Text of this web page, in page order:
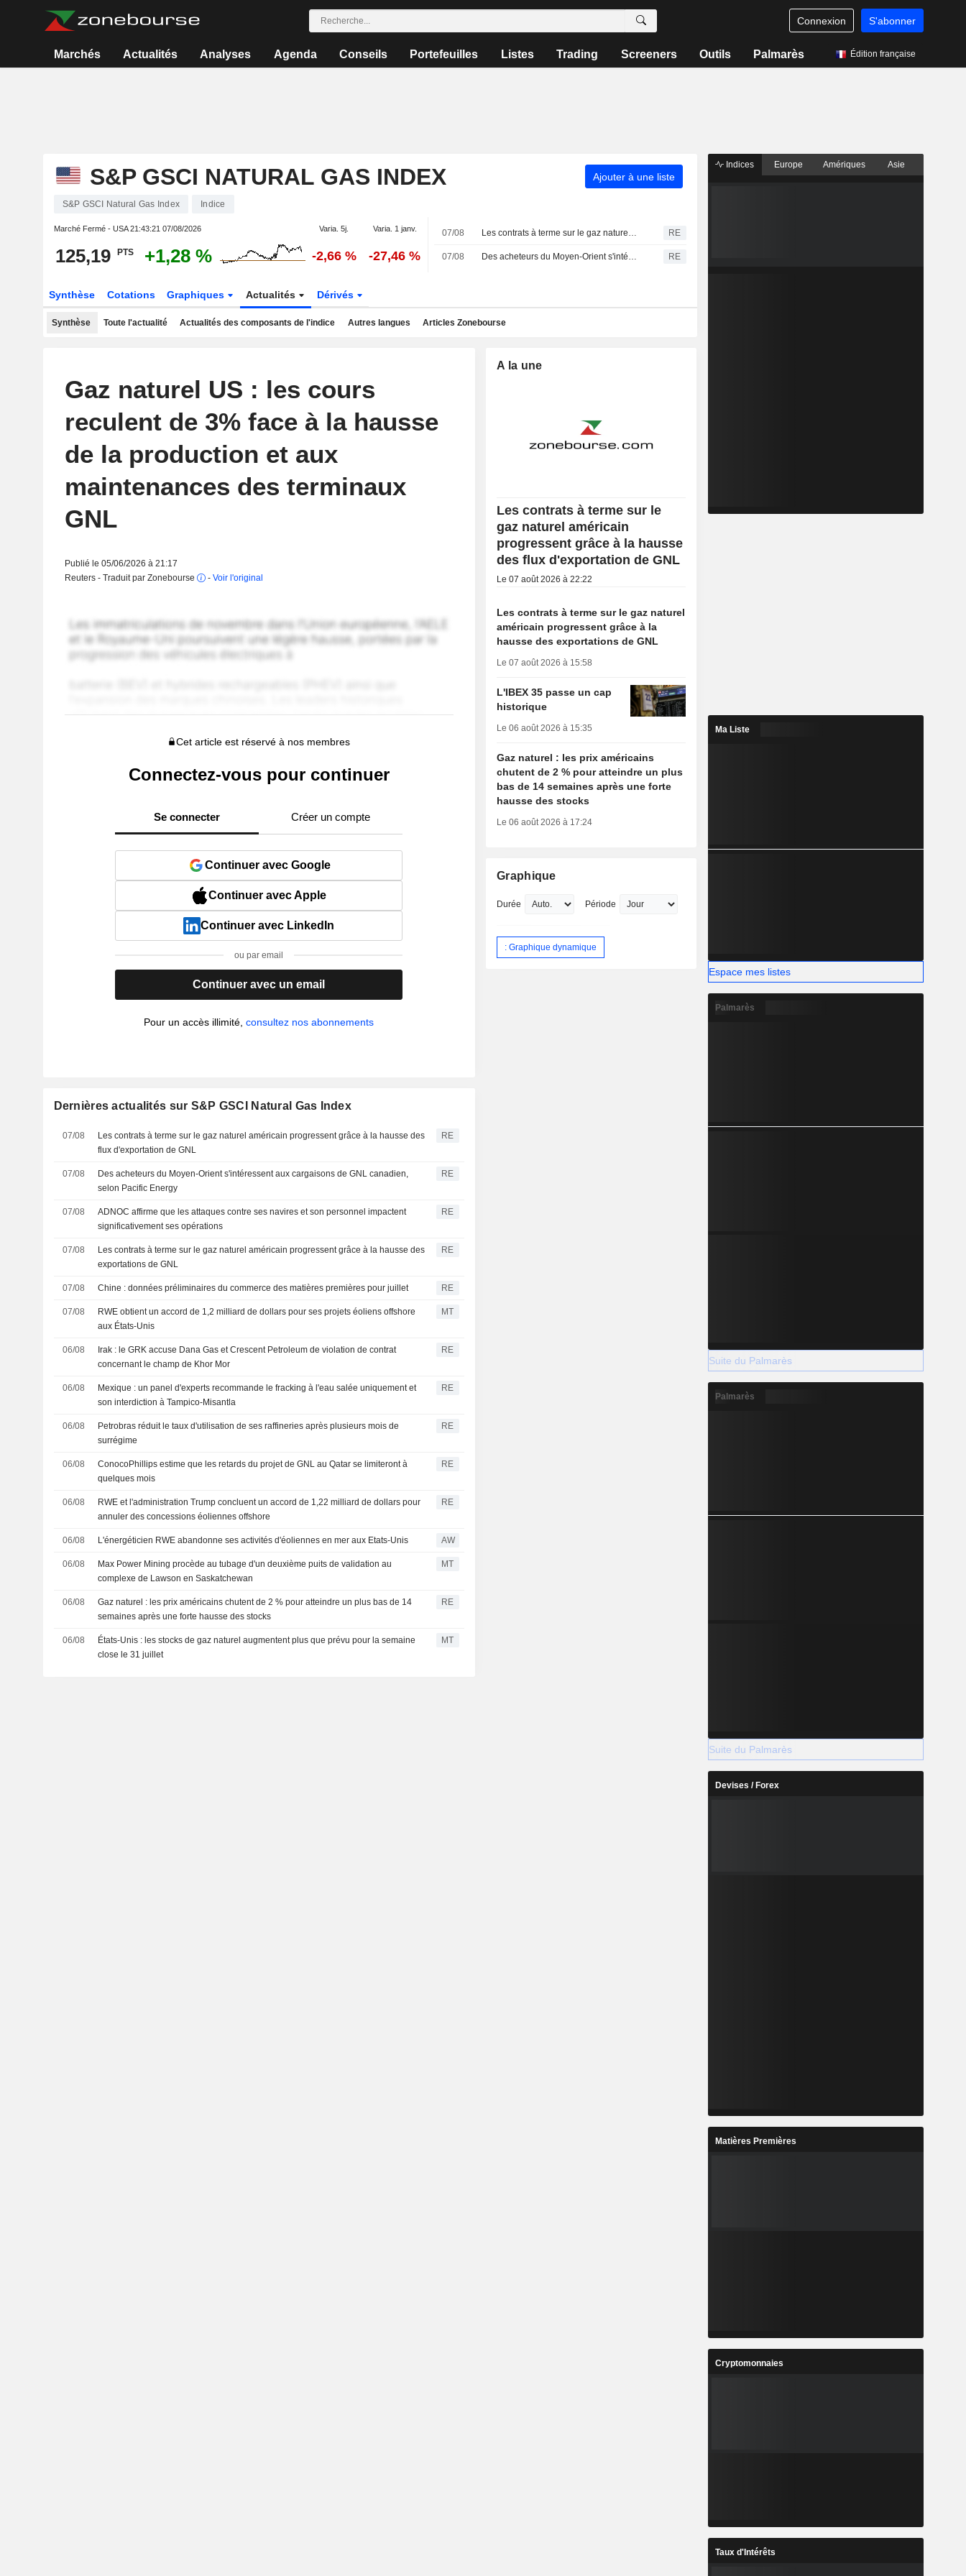
Connexion S'abonner
Marchés Actualités Analyses Agenda Conseils Portefeuilles Listes Trading Screeners Outils Palmarès Édition française
S&P GSCI NATURAL GAS INDEX Ajouter à une liste
S&P GSCI Natural Gas Index Indice
Marché Fermé - USA21:43:21 07/08/2026 Varia. 5j. Varia. 1 janv.
125,19 PTS +1,28 % -2,66 % -27,46 %
07/08 Les contrats à terme sur le gaz naturel américain progressent grâce à la hausse des flux d'exportation de GNL RE
07/08 Des acheteurs du Moyen-Orient s'intéressent aux cargaisons de GNL canadien, selon Pacific Energy RE
Synthèse Cotations Graphiques Actualités Dérivés
Synthèse Toute l'actualité Actualités des composants de l'indice Autres langues Articles Zonebourse
Gaz naturel US : les cours
reculent de 3% face à la hausse
de la production et aux
maintenances des terminaux
GNL
Publié le 05/06/2026 à 21:17
Reuters - Traduit par Zonebourse
- Voir l'original
Cet article est réservé à nos membres
Connectez-vous pour continuer
Se connecter Créer un compte
Continuer avec Google
Continuer avec Apple
Continuer avec LinkedIn
ou par email
Continuer avec un email
Pour un accès illimité,consultez nos abonnements
Dernières actualités sur S&P GSCI Natural Gas Index
07/08
Les contrats à terme sur le gaz naturel américain progressent grâce à la hausse des
flux d'exportation de GNL
RE
07/08
Des acheteurs du Moyen-Orient s'intéressent aux cargaisons de GNL canadien,
selon Pacific Energy
RE
07/08
ADNOC affirme que les attaques contre ses navires et son personnel impactent
significativement ses opérations
RE
07/08
Les contrats à terme sur le gaz naturel américain progressent grâce à la hausse des
exportations de GNL
RE
07/08 Chine : données préliminaires du commerce des matières premières pour juillet RE
07/08
RWE obtient un accord de 1,2 milliard de dollars pour ses projets éoliens offshore
aux États-Unis
MT
06/08
Irak : le GRK accuse Dana Gas et Crescent Petroleum de violation de contrat
concernant le champ de Khor Mor
RE
06/08
Mexique : un panel d'experts recommande le fracking à l'eau salée uniquement et
son interdiction à Tampico-Misantla
RE
06/08
Petrobras réduit le taux d'utilisation de ses raffineries après plusieurs mois de
surrégime
RE
06/08
ConocoPhillips estime que les retards du projet de GNL au Qatar se limiteront à
quelques mois
RE
06/08
RWE et l'administration Trump concluent un accord de 1,22 milliard de dollars pour
annuler des concessions éoliennes offshore
RE
06/08 L'énergéticien RWE abandonne ses activités d'éoliennes en mer aux Etats-Unis AW
06/08
Max Power Mining procède au tubage d'un deuxième puits de validation au
complexe de Lawson en Saskatchewan
MT
06/08
Gaz naturel : les prix américains chutent de 2 % pour atteindre un plus bas de 14
semaines après une forte hausse des stocks
RE
06/08
États-Unis : les stocks de gaz naturel augmentent plus que prévu pour la semaine
close le 31 juillet
MT
A la une
Les contrats à terme sur le
gaz naturel américain
progressent grâce à la hausse
des flux d'exportation de GNL
Le 07 août 2026 à 22:22
Les contrats à terme sur le gaz naturel
américain progressent grâce à la
hausse des exportations de GNL
Le 07 août 2026 à 15:58
L'IBEX 35 passe un cap
historique
Le 06 août 2026 à 15:35
Gaz naturel : les prix américains
chutent de 2 % pour atteindre un plus
bas de 14 semaines après une forte
hausse des stocks
Le 06 août 2026 à 17:24
Graphique
Durée Période
: Graphique dynamique
Indices Europe Amériques Asie
Ma Liste
Espace mes listes
Palmarès
Suite du Palmarès
Palmarès
Suite du Palmarès
Devises / Forex
Matières Premières
Cryptomonnaies
Taux d'Intérêts